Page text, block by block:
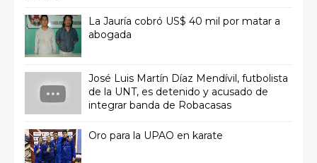
La Jauría cobró US$ 40 mil por matar a
abogada
José Luis Martín Díaz Mendívil, futbolista
de la UNT, es detenido y acusado de
integrar banda de Robacasas
Oro para la UPAO en karate